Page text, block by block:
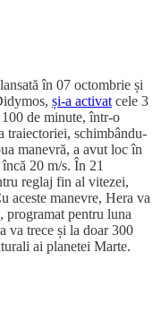
în 07 octombrie și
și-a activat cele 3
de minute, într-o
traiectoriei, schimbându-
manevră, a avut loc în
20 m/s. În 21
reglaj fin al vitezei,
aceste manevre, Hera va
programat pentru luna
va trece și la doar 300
ai planetei Marte.